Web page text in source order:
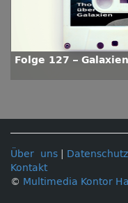
Folge 127 – Galaxien
Über uns
Kontakt
© Multimedia Kontor